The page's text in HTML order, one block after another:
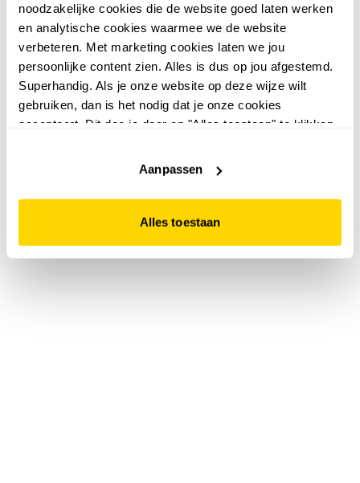
noodzakelijke cookies die de website goed laten werken
en analytische cookies waarmee we de website
verbeteren. Met marketing cookies laten we jou
persoonlijke content zien. Alles is dus op jou afgestemd.
Superhandig. Als je onze website op deze wijze wilt
gebruiken, dan is het nodig dat je onze cookies
accepteert. Dit doe je door op "Alles toestaan" te klikken.
website niet optimaal functioneert.
Aanpassen
Alles toestaan